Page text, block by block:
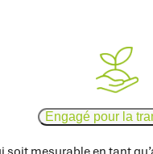
Engagé pour la